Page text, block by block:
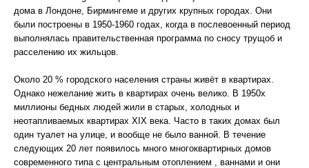
дома в Лондоне, Бирмингеме и других крупных городах. Они
были построены в 1950-1960 годах, когда в послевоенный период
выполнялась правительственная программа по сносу трущоб и
расселению их жильцов.
Около 20 % городского населения страны живёт в квартирах.
Однако нежелание жить в квартирах очень велико. В 1950х
миллионы бедных людей жили в старых, холодных и
неотапливаемых квартирах XIX века. Часто в таких домах был
один туалет на улице, и вообще не было ванной. В течение
следующих 20 лет появилось много многоквартирных домов
современного типа с центральным отоплением , ваннами и они